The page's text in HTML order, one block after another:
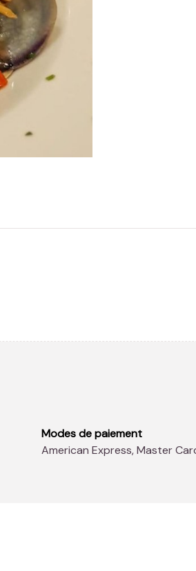
Modes de paiement
American Express, Master